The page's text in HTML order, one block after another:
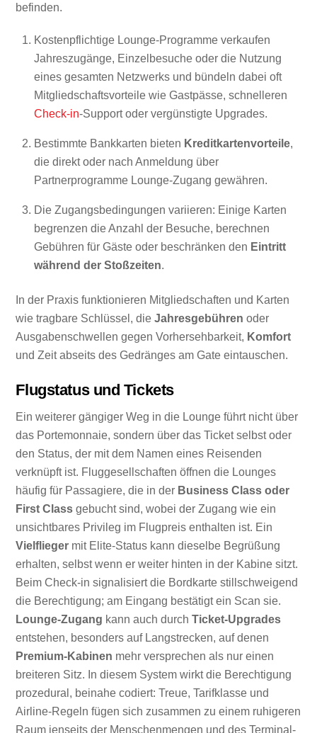
befinden.
Kostenpflichtige Lounge-Programme verkaufen
Jahreszugänge, Einzelbesuche oder die Nutzung
eines gesamten Netzwerks und bündeln dabei oft
Mitgliedschaftsvorteile wie Gastpässe, schnelleren
Check-in-Support oder vergünstigte Upgrades.
Bestimmte Bankkarten bieten Kreditkartenvorteile,
die direkt oder nach Anmeldung über
Partnerprogramme Lounge-Zugang gewähren.
Die Zugangsbedingungen variieren: Einige Karten
begrenzen die Anzahl der Besuche, berechnen
Gebühren für Gäste oder beschränken den Eintritt
während der Stoßzeiten.
In der Praxis funktionieren Mitgliedschaften und Karten
wie tragbare Schlüssel, dieJahresgebühren oder
Ausgabenschwellen gegen Vorhersehbarkeit, Komfort
und Zeit abseits des Gedränges am Gate eintauschen.
Flugstatus und Tickets
Ein weiterer gängiger Weg in die Lounge führt nicht über
das Portemonnaie, sondern über das Ticket selbst oder
den Status, der mit dem Namen eines Reisenden
verknüpft ist. Fluggesellschaften öffnen die Lounges
häufig für Passagiere, die in der Business Class oder
First Class gebucht sind, wobei der Zugang wie ein
unsichtbares Privileg im Flugpreis enthalten ist. Ein
Vielflieger mit Elite-Status kann dieselbe Begrüßung
erhalten, selbst wenn er weiter hinten in der Kabine sitzt.
Beim Check-in signalisiert die Bordkarte stillschweigend
die Berechtigung; am Eingang bestätigt ein Scan sie.
Lounge-Zugang kann auch durchTicket-Upgrades
entstehen, besonders auf Langstrecken, auf denen
Premium-Kabinen mehr versprechen als nur einen
breiteren Sitz. In diesem System wirkt die Berechtigung
prozedural, beinahe codiert: Treue, Tarifklasse und
Airline-Regeln fügen sich zusammen zu einem ruhigeren
Raum jenseits der Menschenmengen und des Terminal-